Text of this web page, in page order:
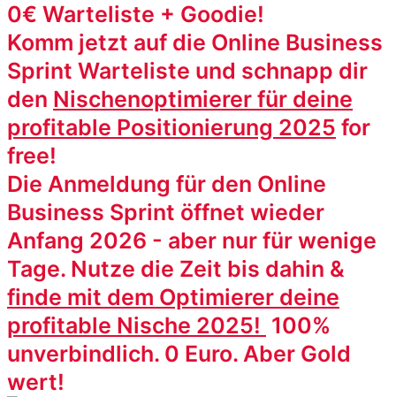
0€ Warteliste + Goodie!
Komm jetzt auf die Online Business
Sprint Warteliste und schnapp dir
den Nischenoptimierer für deine
profitable Positionierung 2025 for
free!
Die Anmeldung für den Online
Business Sprint öffnet wieder
Anfang 2026 - aber nur für wenige
Tage. Nutze die Zeit bis dahin &
finde mit dem Optimierer deine
profitable Nische 2025! 100%
unverbindlich. 0 Euro. Aber Gold
wert!